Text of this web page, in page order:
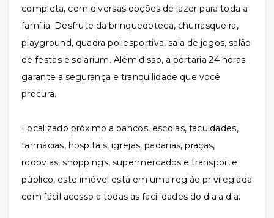
completa, com diversas opções de lazer para toda a
família. Desfrute da brinquedoteca, churrasqueira,
playground, quadra poliesportiva, sala de jogos, salão
de festas e solarium. Além disso, a portaria 24 horas
garante a segurança e tranquilidade que você
procura.
Localizado próximo a bancos, escolas, faculdades,
farmácias, hospitais, igrejas, padarias, praças,
rodovias, shoppings, supermercados e transporte
público, este imóvel está em uma região privilegiada
com fácil acesso a todas as facilidades do dia a dia.